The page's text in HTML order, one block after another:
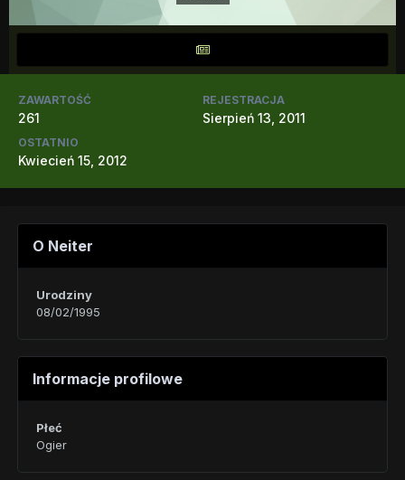
ZAWARTOŚĆ
261
REJESTRACJA
Sierpień 13, 2011
OSTATNIO
Kwiecień 15, 2012
O Neiter
Urodziny
08/02/1995
Informacje profilowe
Płeć
Ogier